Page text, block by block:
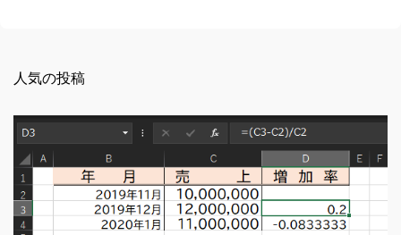
人気の投稿